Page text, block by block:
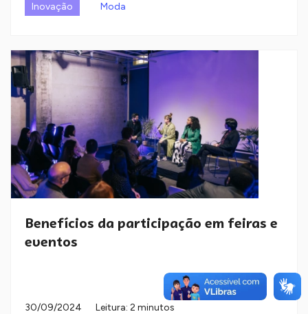
Inovação
Moda
Benefícios da participação em feiras e
eventos
30/09/2024 Leitura: 2 minutos